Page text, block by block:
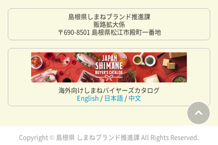
島根県しまねブランド推進課
販路拡大係
〒690-8501 島根県松江市殿町一番地
海外向けしまねバイヤーズカタログ
English / 日本語 / 中文
Copyright © 島根県 しまねブランド推進課 All Rights Reserved.